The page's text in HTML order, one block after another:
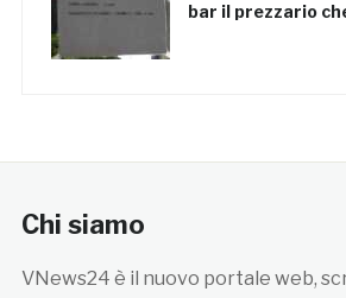
bar il prezzario
Chi siamo
VNews24 è il nuovo portale web,